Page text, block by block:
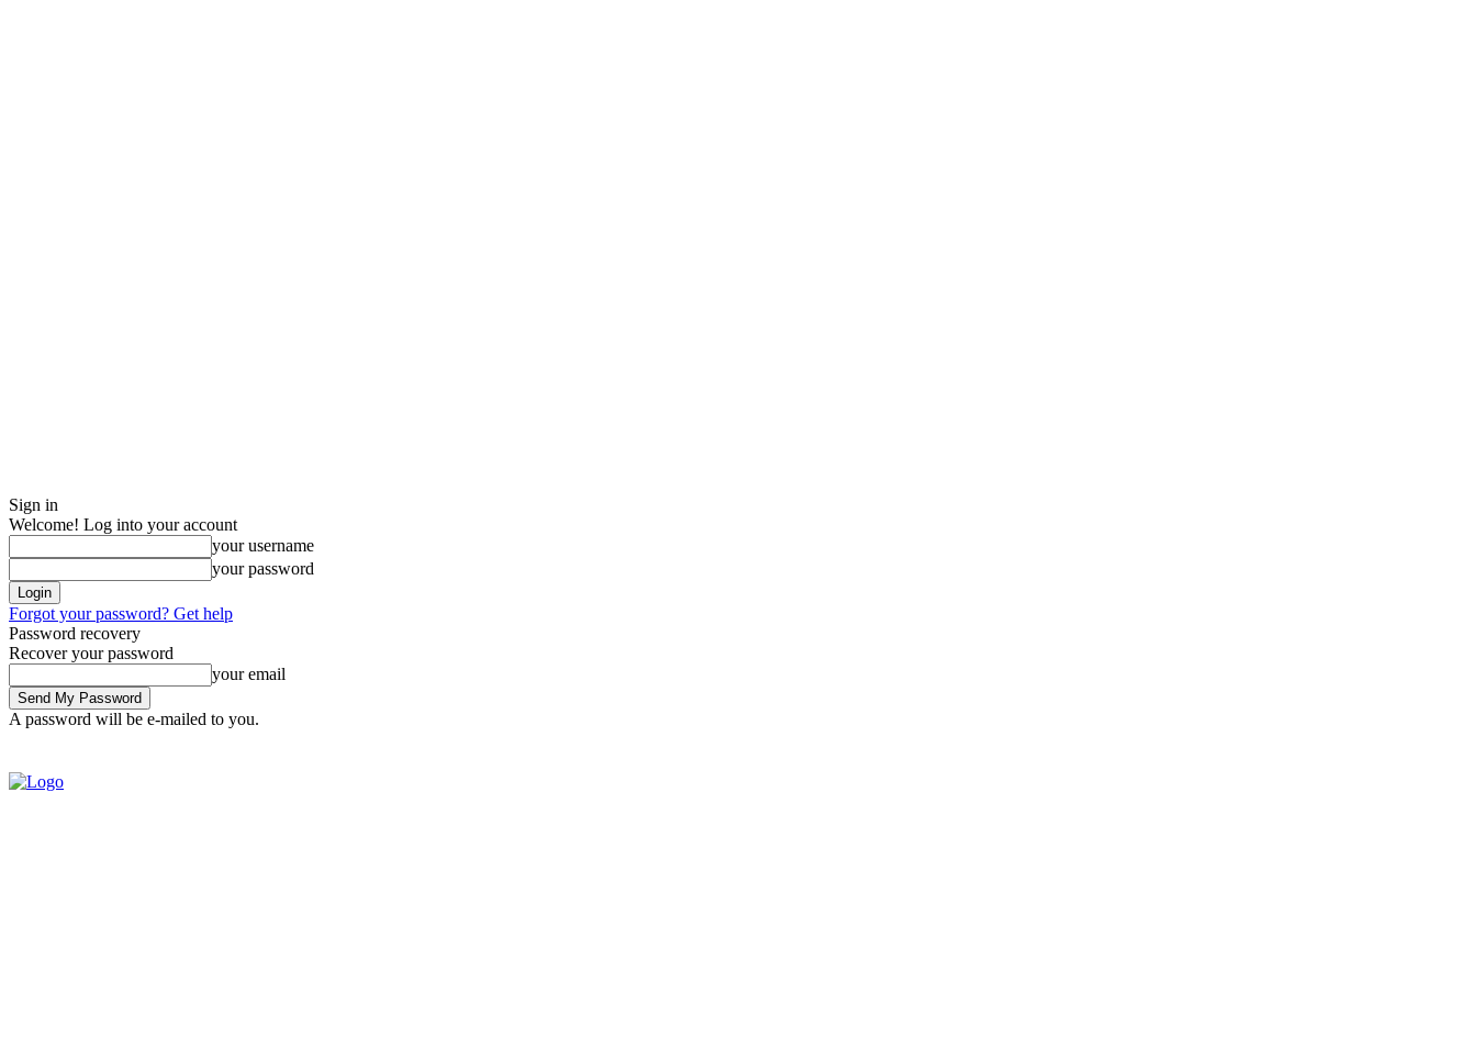
Sign in
Welcome! Log into your account
your username
your password
Forgot your password? Get help
Password recovery
Recover your password
your email
A password will be e-mailed to you.